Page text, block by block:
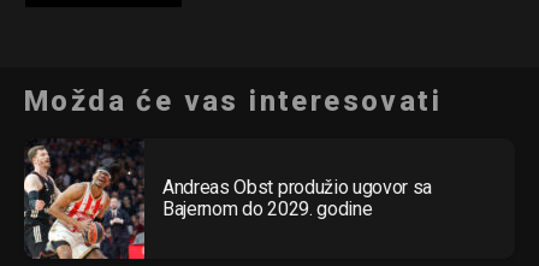
Možda će vas interesovati
Andreas Obst produžio ugovor sa
Bajernom do 2029. godine